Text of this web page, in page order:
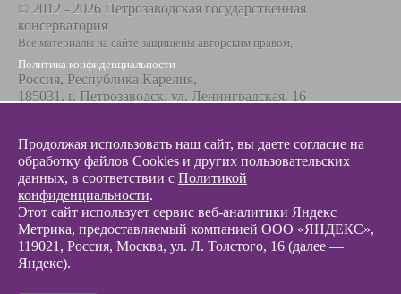
© 2012 - 2026 Петрозаводская государственная
консерватория
Все материалы на сайте защищены авторским правом,
Политика конфиденциальности
Россия, Республика Карелия,
185031, г. Петрозаводск, ул. Ленинградская, 16
+7 8142 67-23-67
Эл. почта
info@glazunovcons.ru
© 2012 - 2026 Разработка и поддержка сайта ООО «
Продолжая использовать наш сайт, вы даете согласие на
обработку файлов Cookies и других пользовательских
данных, в соответствии с Политикой
конфиденциальности.
Этот сайт использует сервис веб-аналитики Яндекс
Метрика, предоставляемый компанией ООО «ЯНДЕКС»,
119021, Россия, Москва, ул. Л. Толстого, 16 (далее —
Яндекс).